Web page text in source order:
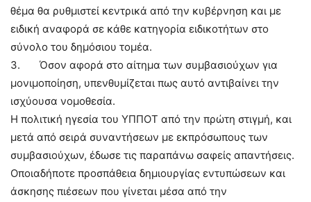
θέμα θα ρυθμιστεί κεντρικά από την κυβέρνηση και με
ειδική αναφορά σε κάθε κατηγορία ειδικοτήτων στο
σύνολο του δημόσιου τομέα.
3. Όσον αφορά στο αίτημα των συμβασιούχων για
μονιμοποίηση, υπενθυμίζεται πως αυτό αντιβαίνει την
ισχύουσα νομοθεσία.
Η πολιτική ηγεσία του ΥΠΠΟΤ από την πρώτη στιγμή, και
μετά από σειρά συναντήσεων με εκπρόσωπους των
συμβασιούχων, έδωσε τις παραπάνω σαφείς απαντήσεις.
Οποιαδήποτε προσπάθεια δημιουργίας εντυπώσεων και
άσκησης πιέσεων που γίνεται μέσα από την